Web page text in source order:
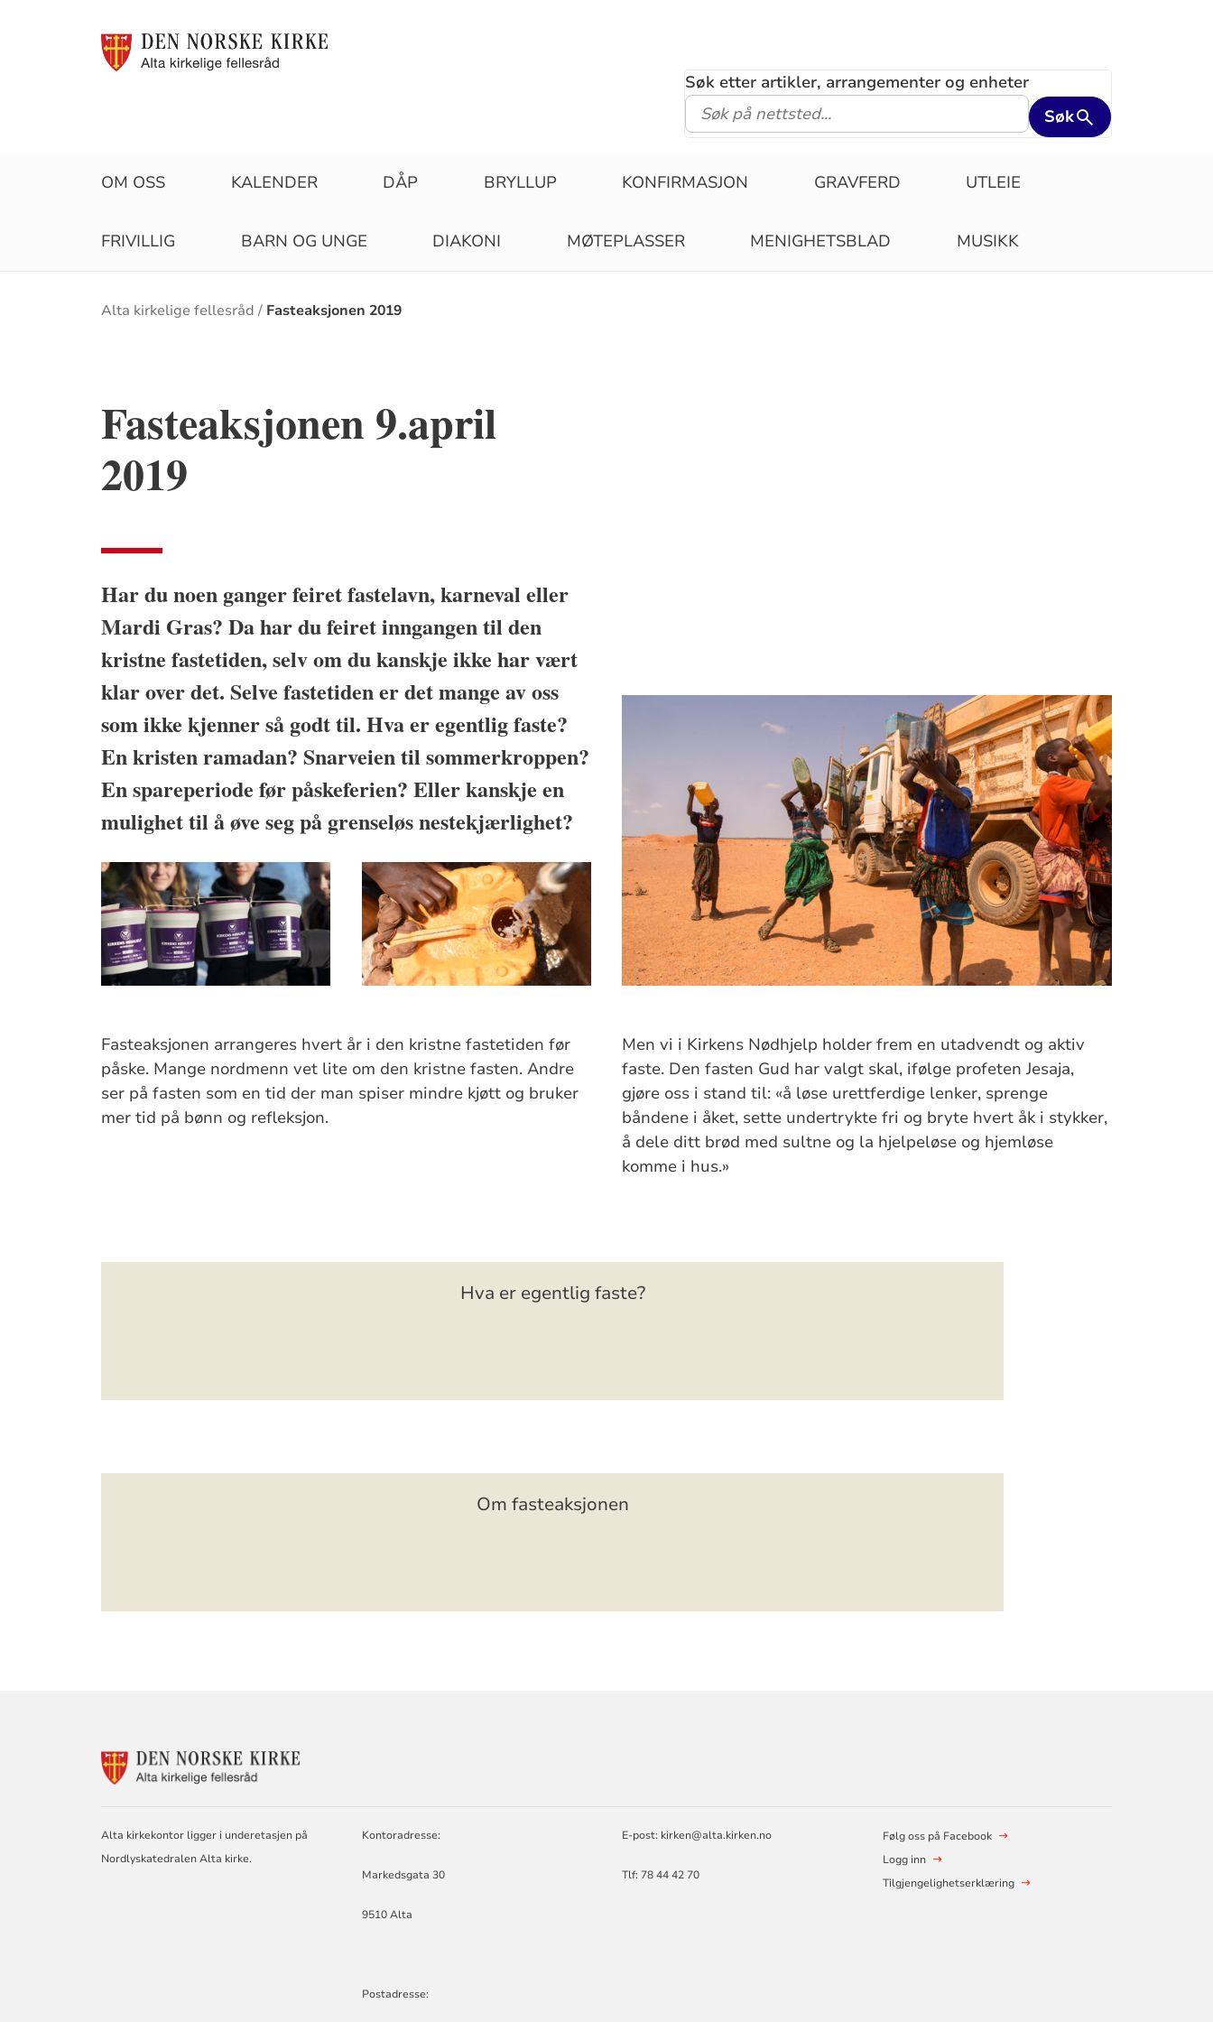
Søk etter artikler, arrangementer og enheter
Søk
OM OSS KALENDER DÅP BRYLLUP KONFIRMASJON GRAVFERD UTLEIE
FRIVILLIG BARN OG UNGE DIAKONI MØTEPLASSER MENIGHETSBLAD MUSIKK
Brødsmulesti
Alta kirkelige fellesråd Fasteaksjonen 2019
Fasteaksjonen 9.april
2019
Har du noen ganger feiret fastelavn, karneval eller
Mardi Gras? Da har du feiret inngangen til den
kristne fastetiden, selv om du kanskje ikke har vært
klar over det. Selve fastetiden er det mange av oss
som ikke kjenner så godt til. Hva er egentlig faste?
En kristen ramadan? Snarveien til sommerkroppen?
En spareperiode før påskeferien? Eller kanskje en
mulighet til å øve seg på grenseløs nestekjærlighet?
Fasteaksjonen arrangeres hvert år i den kristne fastetiden før
påske. Mange nordmenn vet lite om den kristne fasten. Andre
ser på fasten som en tid der man spiser mindre kjøtt og bruker
mer tid på bønn og refleksjon.
Men vi i Kirkens Nødhjelp holder frem en utadvendt og aktiv
faste. Den fasten Gud har valgt skal, ifølge profeten Jesaja,
gjøre oss i stand til: «å løse urettferdige lenker, sprenge
båndene i åket, sette undertrykte fri og bryte hvert åk i stykker,
å dele ditt brød med sultne og la hjelpeløse og hjemløse
komme i hus.»
Hva er egentlig faste?
Om fasteaksjonen
KONTAKTINFORMASJON
FELLESRÅD
Alta kirkekontor ligger i underetasjen på
Nordlyskatedralen Alta kirke.
Kontoradresse:
Markedsgata 30
9510 Alta
Postadresse:
E-post: kirken@alta.kirken.no
Tlf: 78 44 42 70
Følg oss på Facebook
Logg inn
Tilgjengelighetserklæring